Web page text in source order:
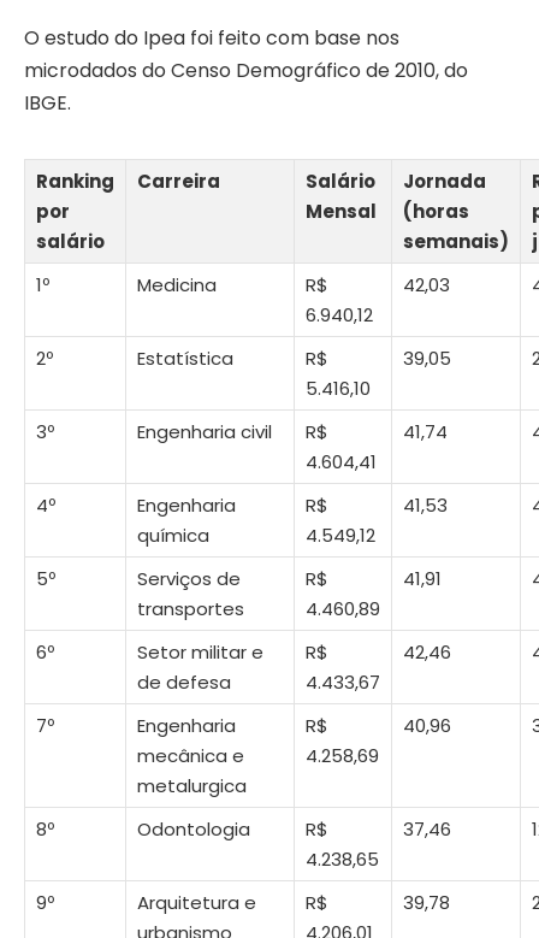
O estudo do Ipea foi feito com base nos
microdados do Censo Demográfico de 2010, do
IBGE.
Ranking
por
salário
Carreira
Salário
Mensal
Jornada
(horas
semanais)
1º
Medicina
R$
6.940,12
42,03
2º Estatística
R$
5.416,10
39,05
3º Engenharia civil
R$
4.604,41
41,74
4º
Engenharia
química
R$
4.549,12
41,53
5º
Serviços de
transportes
R$
4.460,89
41,91
6º
Setor militar e
de defesa
R$
4.433,67
42,46
7º
Engenharia
mecânica e
metalurgica
R$
4.258,69
40,96
8º Odontologia
R$
4.238,65
37,46
9º
Arquitetura e
urbanismo
R$
4.206,01
39,78